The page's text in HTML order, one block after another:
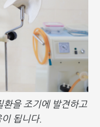
환을 조기에 발견하고
됩니다.